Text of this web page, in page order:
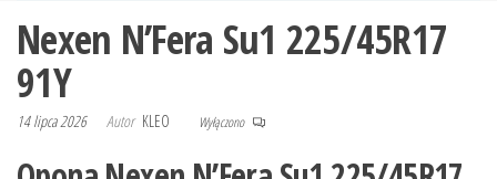
Nexen N’Fera Su1 225/45R17
91Y
14 lipca 2026 Autor KLEO Wyłączono